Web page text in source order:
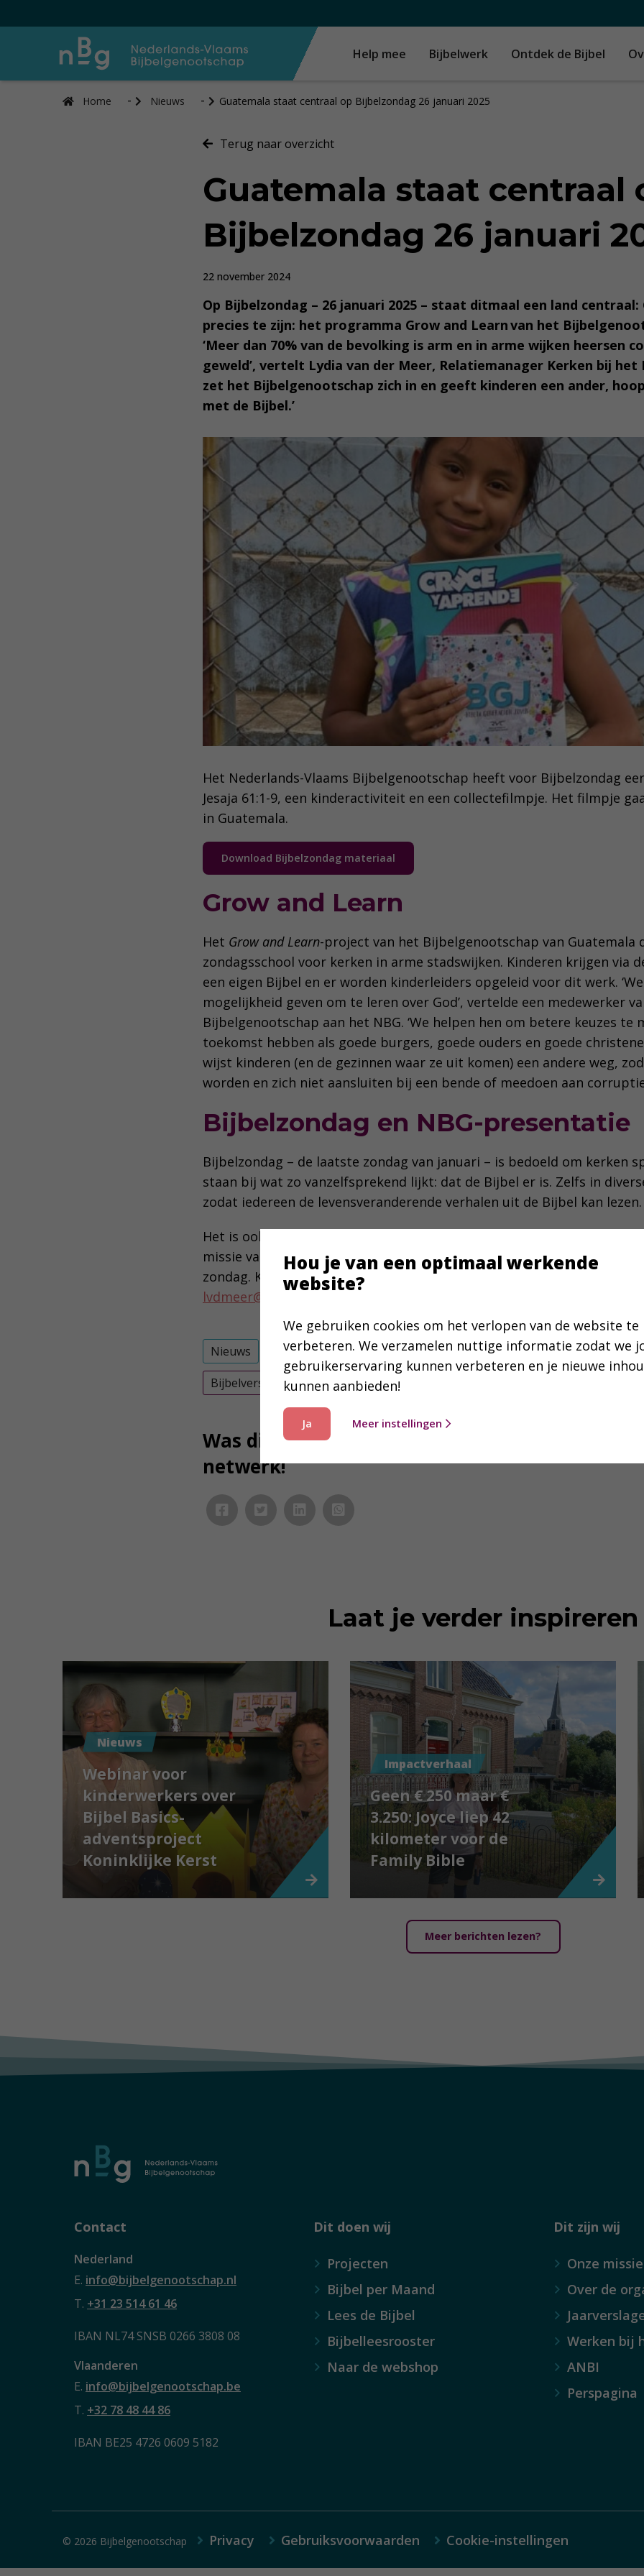
Help mee Bijbelwerk Ontdek de Bijbel
Home Nieuws Guatemala staat centraal op Bijbelzondag 26 januari 2025
Terug naar overzicht
Guatemala staat centraal
Bijbelzondag 26 januari
22 november 2024
Op Bijbelzondag – 26 januari 2025 – staat ditmaal een land centraal:
precies te zijn: het programma Grow and Learn van het
‘Meer dan 70% van de bevolking is arm en in arme wijken heersen
geweld’, vertelt Lydia van der Meer, Relatiemanager Kerken bij het
zet het Bijbelgenootschap zich in en geeft kinderen een ander,
met de Bijbel.’
Het Nederlands-Vlaams Bijbelgenootschap heeft voor Bijbelzondag
Jesaja 61:1-9, een kinderactiviteit en een collectefilmpje. Het filmpje
in Guatemala.
Download Bijbelzondag materiaal
Grow and Learn
Het Grow and Learn-project van het Bijbelgenootschap van Guatemala
zondagsschool voor kerken in arme stadswijken. Kinderen krijgen via
een eigen Bijbel en er worden kinderleiders opgeleid voor dit werk.
mogelijkheid geven om te leren over God’, vertelde een medewerker
Bijbelgenootschap aan het NBG. ‘We helpen hen om betere keuzes te
toekomst hebben als goede burgers, goede ouders en goede
wijst kinderen (en de gezinnen waar ze uit komen) een andere weg,
worden en zich niet aansluiten bij een bende of meedoen aan
Bijbelzondag en NBG-presentatie
Bijbelzondag – de laatste zondag van januari – is bedoeld om kerken
staan bij wat zo vanzelfsprekend lijkt: dat de Bijbel er is. Zelfs in
zodat iedereen de levensveranderende verhalen uit de Bijbel kan lezen.
Het is ook mogelijk een NBG-medewerker uit te nodigen voor een
missie van het NBG. Dat kan tijdens of na de dienst op 26 januari of
zondag. Kerken die dat willen, kunnen contact opnemen met Lydia van
lvdmeer@bijbelgenootschap.nl
Nieuws
Bijbelverspreiden
Kerken Kinderprojecten
Was dit interessant of nuttig? Deel dit bericht
netwerk!
Laat je verder inspireren
Nieuws
Webinar voor
kinderwerkers over
Bijbel Basics-
adventsproject
Koninklijke Kerst
Impactverhaal
Geen € 250 maar €
3.250: Joyce liep 42
kilometer voor de
Family Bible
Meer berichten lezen?
Contact
Nederland
E. info@bijbelgenootschap.nl
T. +31 23 514 61 46
IBAN NL74 SNSB 0266 3808 08
Vlaanderen
E. info@bijbelgenootschap.be
T. +32 78 48 44 86
IBAN BE25 4726 0609 5182
Dit doen wij
Projecten
Bijbel per Maand
Lees de Bijbel
Bijbelleesrooster
Naar de webshop
Dit zijn wij
Onze missie
Over de
Werken bij
ANBI
Perspagina
© 2026 Bijbelgenootschap Privacy Gebruiksvoorwaarden Cookie-instellingen
Hou je van een optimaal werkende
website?
We gebruiken cookies om het verlopen van de website te
verbeteren. We verzamelen nuttige informatie zodat we
gebruikerservaring kunnen verbeteren en je nieuwe
kunnen aanbieden!
Ja Meer instellingen